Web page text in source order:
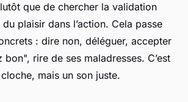
que de chercher la validation
plaisir dans l’action. Cela passe
: dire non, déléguer, accepter
bon", rire de ses maladresses. C’est
mais un son juste.